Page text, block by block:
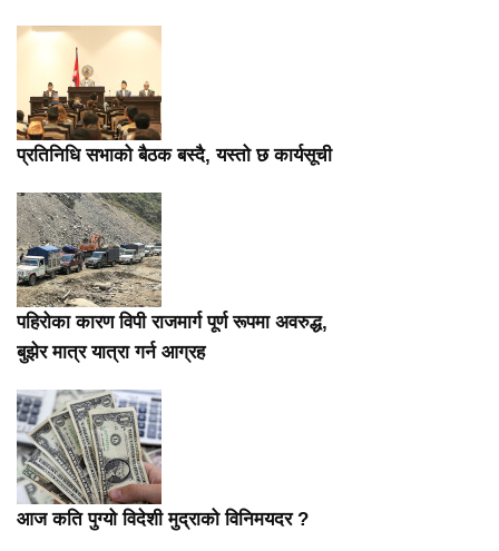
प्रतिनिधि सभाको बैठक बस्दै, यस्तो छ कार्यसूची
पहिरोका कारण विपी राजमार्ग पूर्ण रूपमा अवरुद्ध,
बुझेर मात्र यात्रा गर्न आग्रह
आज कति पुग्यो विदेशी मुद्राको विनिमयदर ?